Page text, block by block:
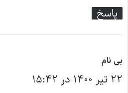
پاسخ
بی نام
ف ۲۲ تیر ۱۴۰۰ در ۱۵:۴۲